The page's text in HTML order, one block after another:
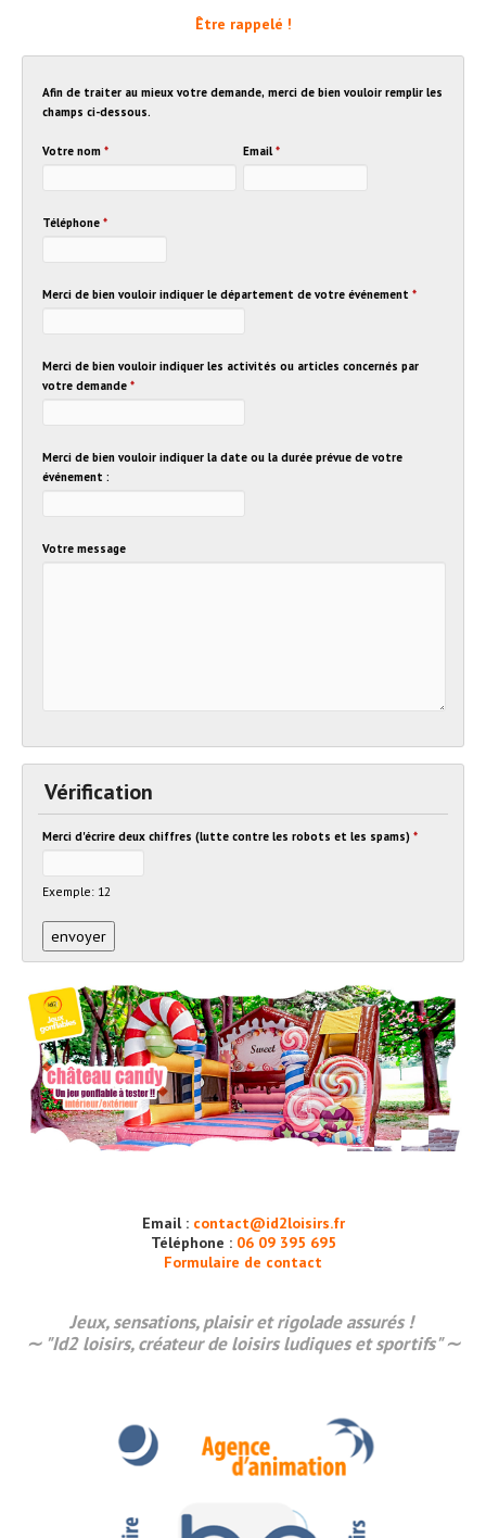
Être rappelé !
Afin de traiter au mieux votre demande, merci de bien vouloir remplir les
champs ci-dessous.
Votre nom * Email *
Téléphone *
Merci de bien vouloir indiquer le département de votre événement *
Merci de bien vouloir indiquer les activités ou articles concernés par
votre demande *
Merci de bien vouloir indiquer la date ou la durée prévue de votre
événement :
Votre message
Vérification
Merci d'écrire deux chiffres (lutte contre les robots et les spams) *
Exemple: 12
Email : contact@id2loisirs.fr
Téléphone : 06 09 395 695
Formulaire de contact
Jeux, sensations,plaisiret rigolade assurés !
∼ "Id2 loisirs, créateur de loisirs ludiques et sportifs" ∼